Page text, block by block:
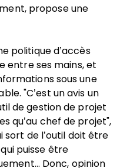
propose une
politique d’accès
entre ses mains, et
sous une
"C’est un avis un
de gestion de projet
qu’au chef de projet",
de l’outil doit être
puisse être
Donc, opinion